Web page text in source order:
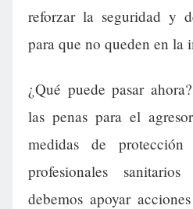
reforzar la seguridad y
para que no queden en la
¿Qué puede pasar
las penas para el
medidas de
profesionales
debemos apoyar